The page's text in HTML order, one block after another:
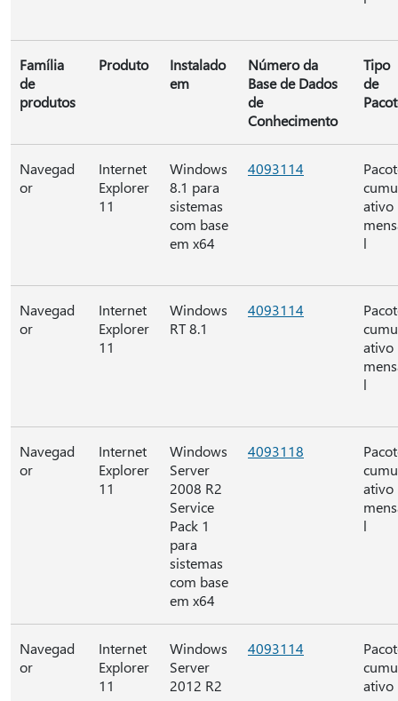
Família
de
produtos
Produto
Instalado
em
Número da
Base de Dados
de
Conhecimento
Tipo
de
Navegad
or
Internet
Explorer
11
Windows
8.1 para
sistemas
com base
em x64
4093114
ativo
l
Navegad
or
Internet
Explorer
11
Windows
RT 8.1
4093114
ativo
l
Navegad
or
Internet
Explorer
11
Windows
Server
2008 R2
Service
Pack 1
para
sistemas
com base
em x64
4093118
ativo
l
Navegad
or
Internet
Explorer
11
Windows
Server
2012 R2
4093114
ativo